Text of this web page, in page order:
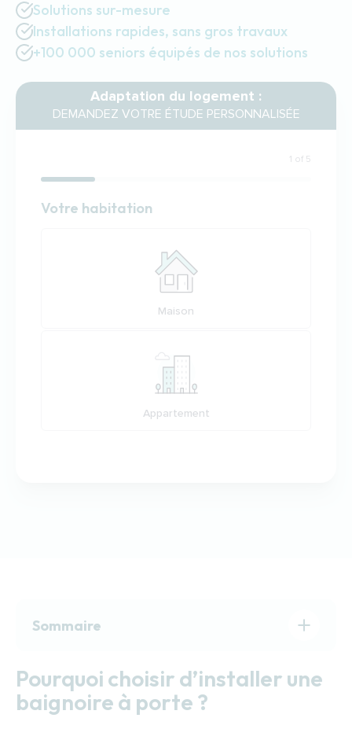
Solutions sur-mesure
Installations rapides, sans gros travaux
+100 000 seniors équipés de nos solutions
Adaptation du logement :
DEMANDEZ VOTRE ÉTUDE PERSONNALISÉE
1 of 5
Habitation
Votre habitation
Maison
Appartement
Sommaire
porte ?
Comment choisir une baignoire à porte ?
Pourquoi choisir d’installer une
baignoire à porte ?